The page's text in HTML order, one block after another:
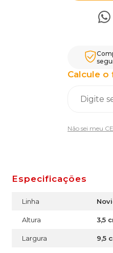
Calcule o
Não sei meu
Especificações
Linha
Altura 3,5
Largura 9,5